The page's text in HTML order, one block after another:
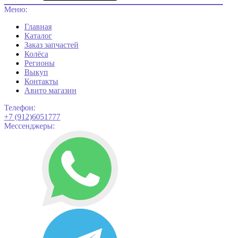
Меню:
Главная
Каталог
Заказ запчастей
Колёса
Регионы
Выкуп
Контакты
Авито магазин
Телефон:
+7 (912)6051777
Мессенджеры: